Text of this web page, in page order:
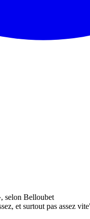
et surtout pas assez